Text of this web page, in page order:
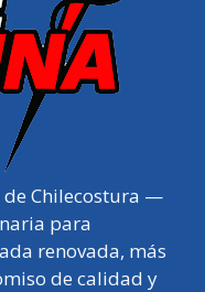
de Chilecostura —
para
renovada, más
de calidad y